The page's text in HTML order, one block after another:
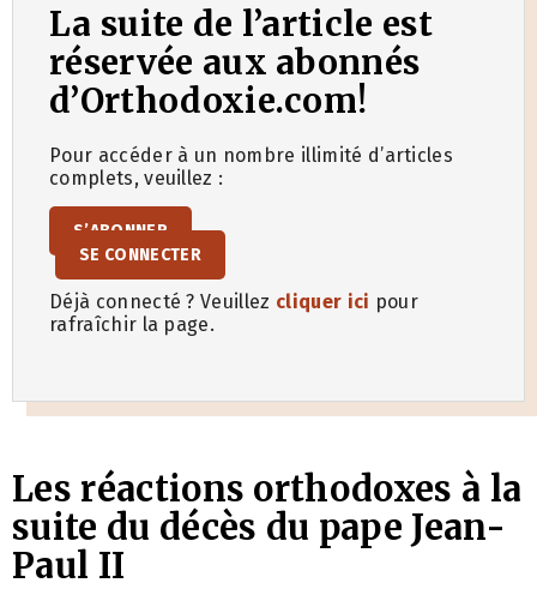
La suite de l’article est
réservée aux abonnés
d’Orthodoxie.com!
Pour accéder à un nombre illimité d’articles
complets, veuillez :
S’ABONNER
SE CONNECTER
Déjà connecté ? Veuillez cliquer ici pour
rafraîchir la page.
Les réactions orthodoxes à la
suite du décès du pape Jean-
Paul II